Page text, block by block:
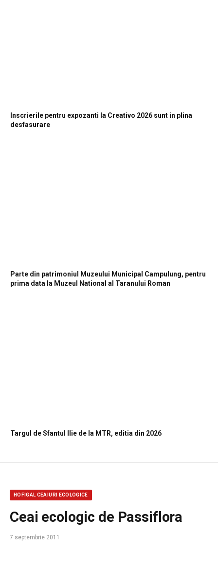
Inscrierile pentru expozanti la Creativo 2026 sunt in plina
desfasurare
Parte din patrimoniul Muzeului Municipal Campulung, pentru
prima data la Muzeul National al Taranului Roman
Targul de Sfantul Ilie de la MTR, editia din 2026
HOFIGAL CEAIURI ECOLOGICE
Ceai ecologic de Passiflora
7 septembrie 2011